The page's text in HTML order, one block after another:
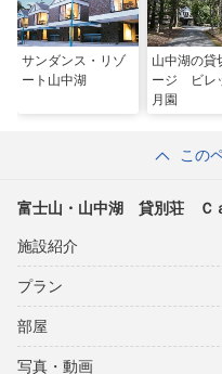
サンダンス・リゾ
ート山中湖
山中湖の貸
ージ ビレ
月園
この
富士山・山中湖 貸別荘 Ｃ
施設紹介
プラン
部屋
写真・動画